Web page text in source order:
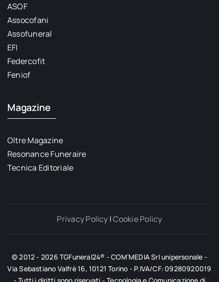
ASOF
Assocofani
Assofuneral
EFI
Federcofit
Feniof
Magazine
Oltre Magazine
Resonance Funeraire
Tecnica Editoriale
Privacy Policy |Cookie Policy
© 2012 - 2026 TGFuneral24® - COM’MEDIA Srl unipersonale -
Via Sebastiano Valfrè 16, 10121 Torino - P.IVA/CF: 09280920019